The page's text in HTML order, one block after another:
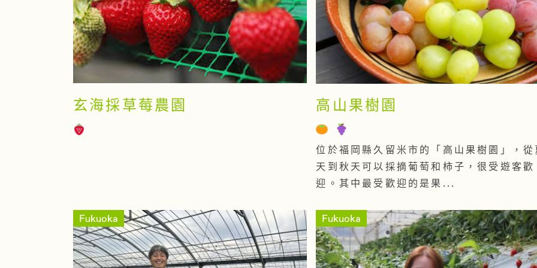
玄海採草莓農園 高山果樹園
位於福岡縣久留米市的「高山果樹園」，從
天到秋天可以採摘葡萄和柿子，很受遊客歡
迎。其中最受歡迎的是果...
Fukuoka Fukuoka